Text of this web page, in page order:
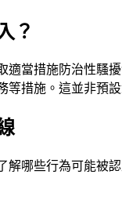
？
適當措施防治性騷
措施。這並非預
哪些行為可能被